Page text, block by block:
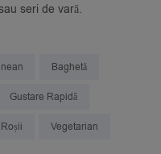
seri de vară.
Baghetă
Gustare Rapidă
Roșii Vegetarian